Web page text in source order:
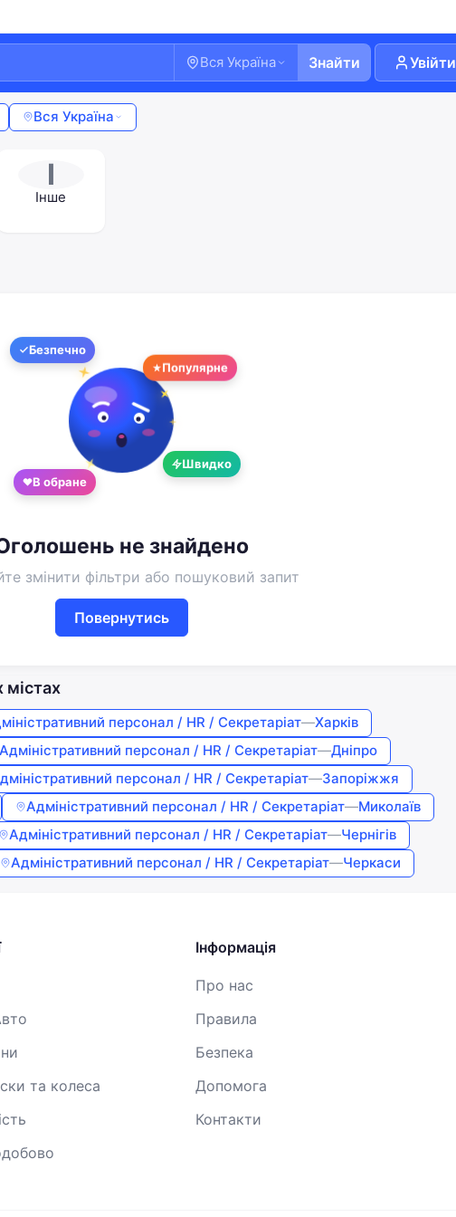
Вся Україна Знайти Увійти
Вся Україна
І
Інше
Безпечно
Популярне
Швидко
В обране
не знайдено
змінити фільтри або пошуковий запит
Повернутись
містах
персонал / HR / Секретаріат—Харків
Адміністративний персонал / HR / Секретаріат—Дніпро
персонал / HR / Секретаріат—Запоріжжя
Адміністративний персонал / HR / Секретаріат—Миколаїв
Адміністративний персонал / HR / Секретаріат—Чернігів
Адміністративний персонал / HR / Секретаріат—Черкаси
та колеса
Інформація
Про нас
Правила
Безпека
Допомога
Контакти
Ласкаво просимо!
Увійдіть або створіть акаунт
Telegram
Вхід Реєстрація
номер або пошту
мене
Увійти
ви погоджуєтесь зУмовами використання,
Договором публічної офертитаПолітикою
конфіденційності